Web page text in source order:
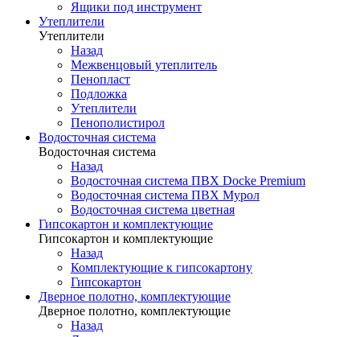
Ящики под инструмент
Утеплители
Утеплители
Назад
Межвенцовый утеплитель
Пенопласт
Подложка
Утеплители
Пенополистирол
Водосточная система
Водосточная система
Назад
Водосточная система ПВХ Docke Premium
Водосточная система ПВХ Мурол
Водосточная система цветная
Гипсокартон и комплектующие
Гипсокартон и комплектующие
Назад
Комплектующие к гипсокартону
Гипсокартон
Дверное полотно, комплектующие
Дверное полотно, комплектующие
Назад